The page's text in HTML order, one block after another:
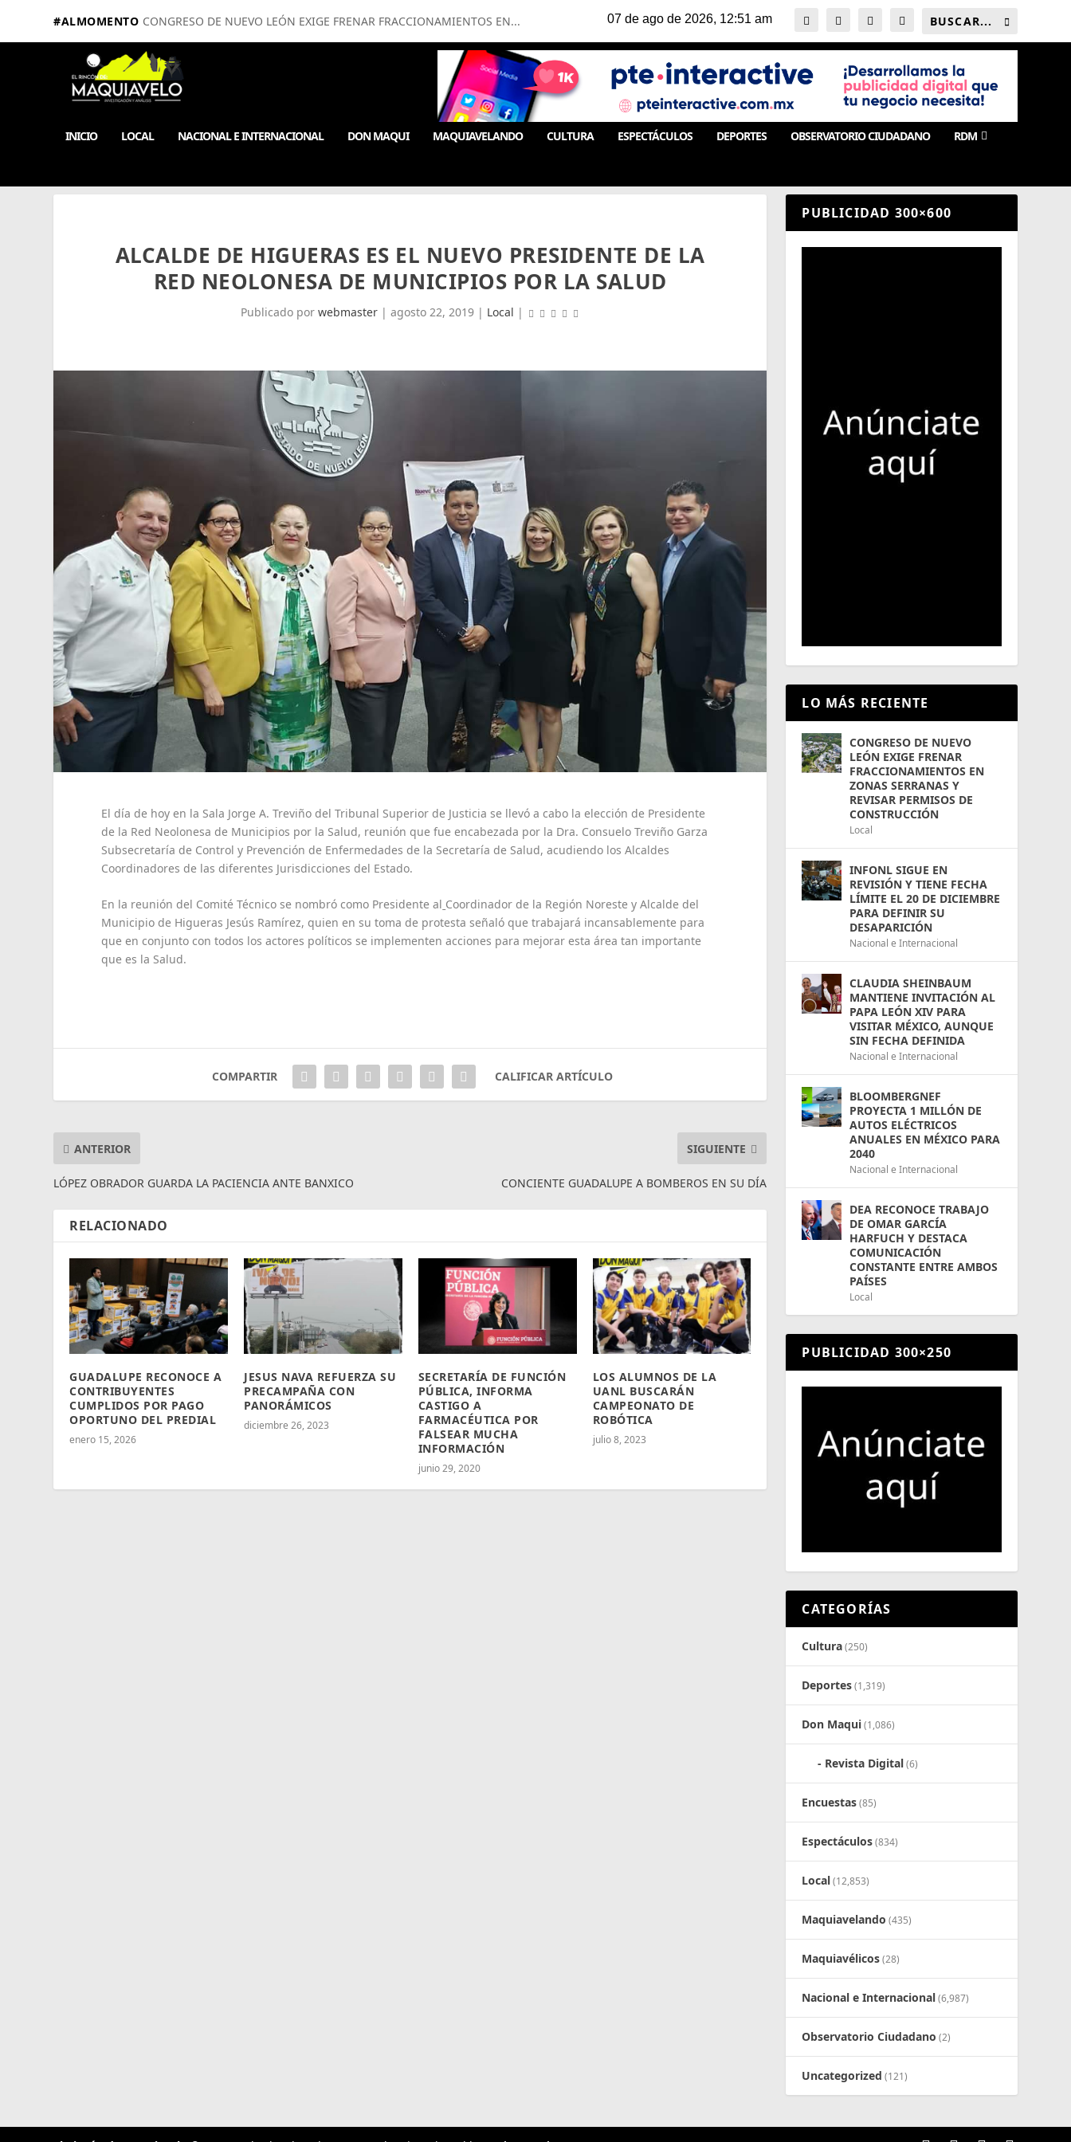
#ALMOMENTO CONGRESO DE NUEVO LEÓN EXIGE FRENAR FRACCIONAMIENTOS EN...
INICIO LOCAL NACIONAL E INTERNACIONAL DON MAQUI MAQUIAVELANDO CULTURA ESPECTÁCULOS DEPORTES OBSERVATORIO CIUDADANO RDM
ALCALDE DE HIGUERAS ES EL NUEVO PRESIDENTE DE LA
RED NEOLONESA DE MUNICIPIOS POR LA SALUD
Publicado porwebmaster |agosto 22, 2019 | Local |
El día de hoy en la Sala Jorge A. Treviño del Tribunal Superior de Justicia se llevó a cabo la elección de Presidente
de la Red Neolonesa de Municipios por la Salud, reunión que fue encabezada por la Dra. Consuelo Treviño Garza
Subsecretaría de Control y Prevención de Enfermedades de la Secretaría de Salud, acudiendo los Alcaldes
Coordinadores de las diferentes Jurisdicciones del Estado.
En la reunión del Comité Técnico se nombró como Presidente al Coordinador de la Región Noreste y Alcalde del
Municipio de Higueras Jesús Ramírez, quien en su toma de protesta señaló que trabajará incansablemente para
que en conjunto con todos los actores políticos se implementen acciones para mejorar esta área tan importante
que es la Salud.
COMPARTIR CALIFICAR ARTÍCULO
ANTERIOR
LÓPEZ OBRADOR GUARDA LA PACIENCIA ANTE BANXICO
SIGUIENTE
CONCIENTE GUADALUPE A BOMBEROS EN SU DÍA
RELACIONADO
GUADALUPE RECONOCE A
CONTRIBUYENTES
CUMPLIDOS POR PAGO
OPORTUNO DEL PREDIAL
enero 15, 2026
JESUS NAVA REFUERZA SU
PRECAMPAÑA CON
PANORÁMICOS
diciembre 26, 2023
SECRETARÍA DE FUNCIÓN
PÚBLICA, INFORMA
CASTIGO A
FARMACÉUTICA POR
FALSEAR MUCHA
INFORMACIÓN
junio 29, 2020
LOS ALUMNOS DE LA
UANL BUSCARÁN
CAMPEONATO DE
ROBÓTICA
julio 8, 2023
PUBLICIDAD 300×600
LO MÁS RECIENTE
CONGRESO DE NUEVO
LEÓN EXIGE FRENAR
FRACCIONAMIENTOS EN
ZONAS SERRANAS Y
REVISAR PERMISOS DE
CONSTRUCCIÓN
Local
INFONL SIGUE EN
REVISIÓN Y TIENE FECHA
LÍMITE EL 20 DE DICIEMBRE
PARA DEFINIR SU
DESAPARICIÓN
Nacional e Internacional
CLAUDIA SHEINBAUM
MANTIENE INVITACIÓN AL
PAPA LEÓN XIV PARA
VISITAR MÉXICO, AUNQUE
SIN FECHA DEFINIDA
Nacional e Internacional
BLOOMBERGNEF
PROYECTA 1 MILLÓN DE
AUTOS ELÉCTRICOS
ANUALES EN MÉXICO PARA
2040
Nacional e Internacional
DEA RECONOCE TRABAJO
DE OMAR GARCÍA
HARFUCH Y DESTACA
COMUNICACIÓN
CONSTANTE ENTRE AMBOS
PAÍSES
Local
PUBLICIDAD 300×250
CATEGORÍAS
Cultura(250)
Deportes(1,319)
Don Maqui(1,086)
Revista Digital(6)
Encuestas(85)
Espectáculos(834)
Local(12,853)
Maquiavelando (435)
Maquiavélicos(28)
Nacional e Internacional(6,987)
Observatorio Ciudadano (2)
Uncategorized (121)